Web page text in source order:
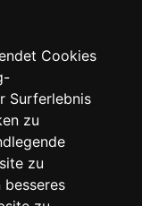
Cookies
Surferlebnis
zu
zu
besseres